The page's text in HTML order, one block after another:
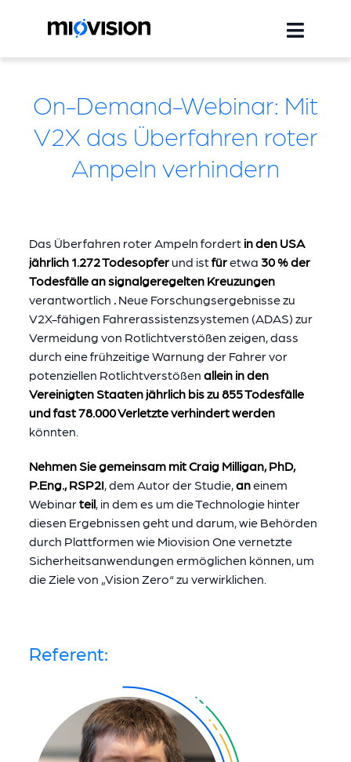
On-Demand-Webinar: Mit
V2X das Überfahren roter
Ampeln verhindern
Das Überfahren roter Ampeln fordert in den USA
jährlich 1.272 Todesopferund istfüretwa 30 % der
Todesfälle an signalgeregelten Kreuzungen
verantwortlich .Neue Forschungsergebnisse zu
V2X-fähigen Fahrerassistenzsystemen (ADAS) zur
Vermeidung von Rotlichtverstößen zeigen, dass
durch eine frühzeitige Warnung der Fahrer vor
potenziellen Rotlichtverstößen allein in den
Vereinigten Staaten jährlich bis zu 855 Todesfälle
und fast 78.000 Verletzte verhindert werden
könnten.
Nehmen Sie gemeinsam mit Craig Milligan, PhD,
P.Eng., RSP2I, dem Autor der Studie,aneinem
Webinarteil, in dem es um die Technologie hinter
diesen Ergebnissen geht und darum, wie Behörden
durch Plattformen wie Miovision One vernetzte
Sicherheitsanwendungen ermöglichen können, um
die Ziele von „Vision Zero“ zu verwirklichen.
Referent: